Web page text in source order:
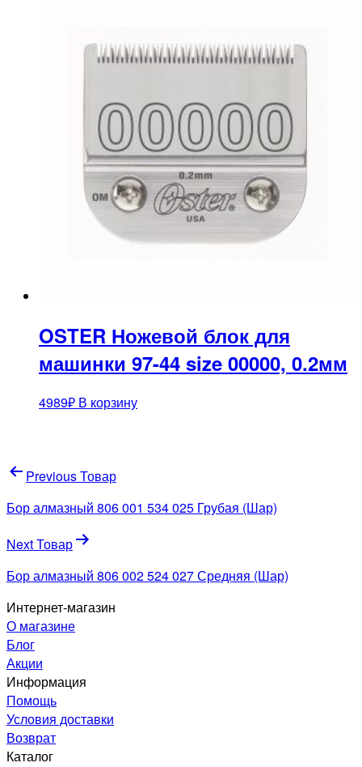
OSTER Ножевой блок для
машинки 97-44 size 00000, 0.2мм
4989₽ В корзину
Навигация
по
записям
Previous Товар
Бор алмазный 806 001 534 025 Грубая (Шар)
Next Товар
Бор алмазный 806 002 524 027 Средняя (Шар)
Интернет-магазин
О магазине
Блог
Акции
Информация
Помощь
Условия доставки
Возврат
Каталог